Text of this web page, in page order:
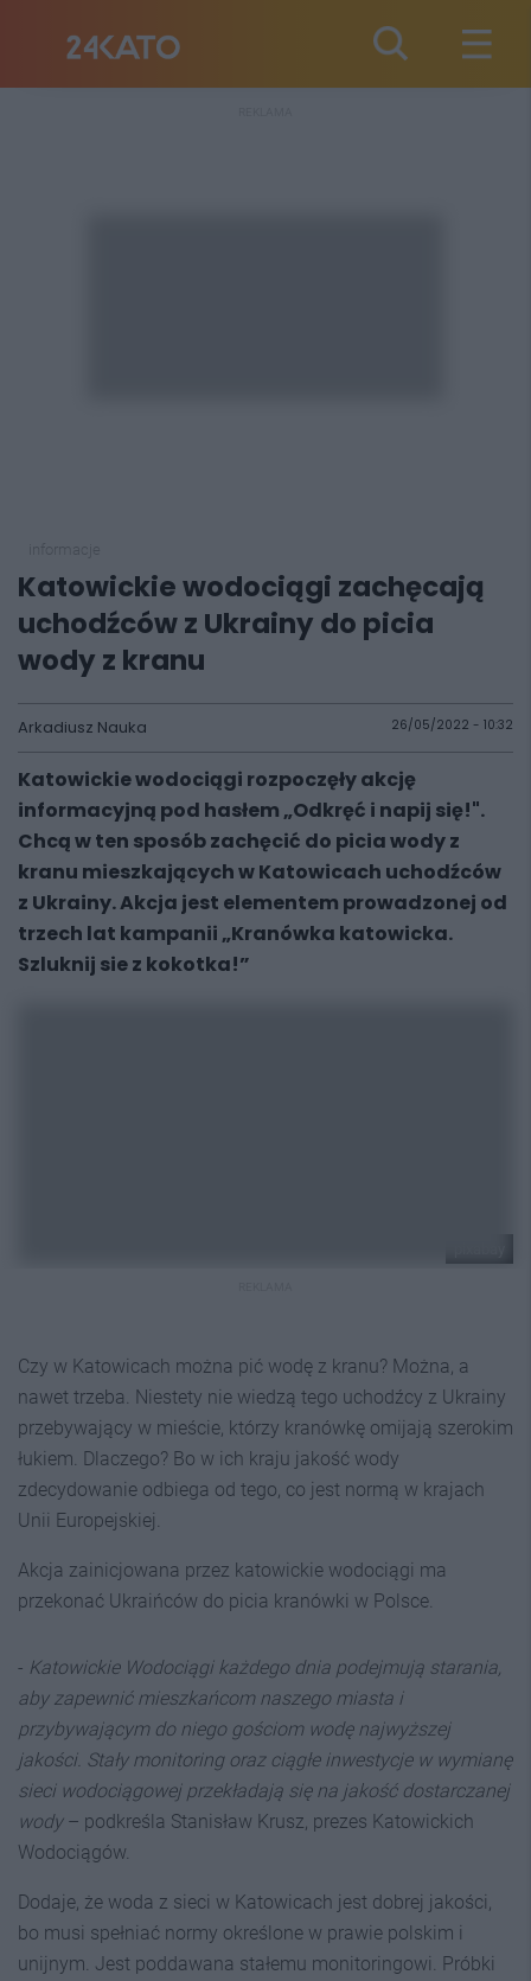
Katowickie wodociągi zachęcają
uchodźców z Ukrainy do picia
wody z kranu
Arkadiusz Nauka 26/05/2022 - 10:32
Katowickie wodociągi rozpoczęły akcję
informacyjną pod hasłem „Odkręć i napij się!".
Chcą w ten sposób zachęcić do picia wody z
kranu mieszkających w Katowicach uchodźców
z Ukrainy. Akcja jest elementem prowadzonej od
trzech lat kampanii „Kranówka katowicka.
Szluknij sie z kokotka!”
Czy w Katowicach można pić wodę z kranu? Można, a
nawet trzeba. Niestety nie wiedzą tego uchodźcy z Ukrainy
przebywający w mieście, którzy kranówkę omijają szerokim
łukiem. Dlaczego? Bo w ich kraju jakość wody
zdecydowanie odbiega od tego, co jest normą w krajach
Unii Europejskiej.
Akcja zainicjowana przez katowickie wodociągi ma
przekonać Ukraińców do picia kranówki w Polsce.
- Katowickie Wodociągi każdego dnia podejmują starania,
aby zapewnić mieszkańcom naszego miasta i
przybywającym do niego gościom wodę najwyższej
jakości. Stały monitoring oraz ciągłe inwestycje w wymianę
sieci wodociągowej przekładają się na jakość dostarczanej
wody– podkreśla Stanisław Krusz, prezes Katowickich
Wodociągów.
Dodaje, że woda z sieci w Katowicach jest dobrej jakości,
bo musi spełniać normy określone w prawie polskim i
unijnym. Jest poddawana stałemu monitoringowi. Próbki